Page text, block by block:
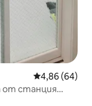
Средна
4,86 (64)
от станция